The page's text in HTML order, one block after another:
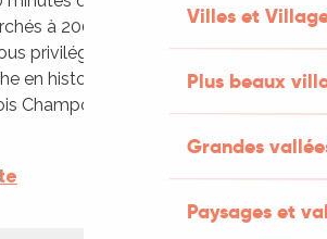
Villes et
Plus beaux
Grandes
Paysages et
à 200m. Boite à clés si
privilégions l'accueil physique.
en histoire et architecture, patrie
Champollion (musée). Ville